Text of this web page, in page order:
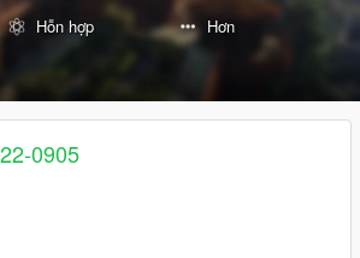
Hỗn hợp Hơn
0905